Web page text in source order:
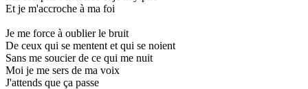
Et je m'accroche à ma foi
Je me force à oublier le bruit
De ceux qui se mentent et qui se noient
Sans me soucier de ce qui me nuit
Moi je me sers de ma voix
J'attends que ça passe